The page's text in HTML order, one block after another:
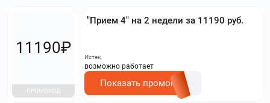
"Прием 4" на 2 недели за 11190 руб.
11190₽
ПРОМОКОД
Истек,
возможно работает
Показать промокод